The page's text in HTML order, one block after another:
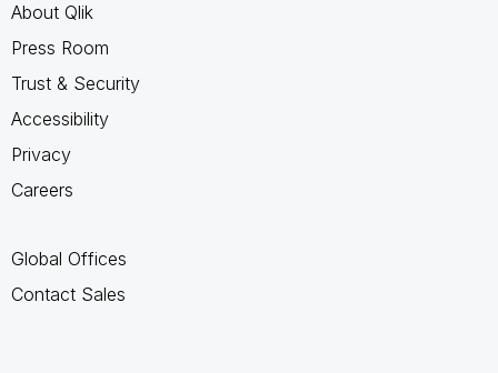
About Qlik
Press Room
Trust & Security
Accessibility
Privacy
Careers
Global Offices
Contact Sales